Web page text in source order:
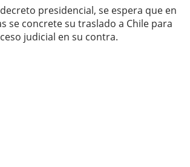
presidencial, se espera que en
se concrete su traslado a Chile para
judicial en su contra.